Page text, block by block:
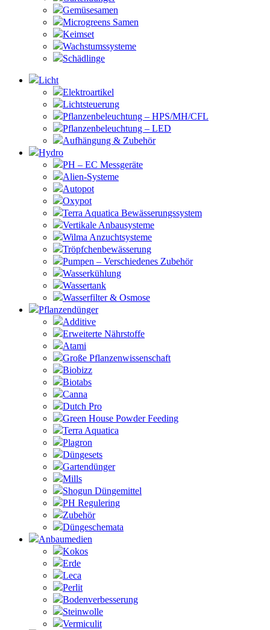
Gemüsesamen
Microgreens Samen
Keimset
Wachstumssysteme
Schädlinge
Licht
Elektroartikel
Lichtsteuerung
Pflanzenbeleuchtung – HPS/MH/CFL
Pflanzenbeleuchtung – LED
Aufhängung & Zubehör
Hydro
PH – EC Messgeräte
Alien-Systeme
Autopot
Oxypot
Terra Aquatica Bewässerungssystem
Vertikale Anbausysteme
Wilma Anzuchtsysteme
Tröpfchenbewässerung
Pumpen – Verschiedenes Zubehör
Wasserkühlung
Wassertank
Wasserfilter & Osmose
Pflanzendünger
Additive
Erweiterte Nährstoffe
Atami
Große Pflanzenwissenschaft
Biobizz
Biotabs
Canna
Dutch Pro
Green House Powder Feeding
Terra Aquatica
Plagron
Düngesets
Gartendünger
Mills
Shogun Düngemittel
PH Regulering
Zubehör
Düngeschemata
Anbaumedien
Kokos
Erde
Leca
Perlit
Bodenverbesserung
Steinwolle
Vermiculit